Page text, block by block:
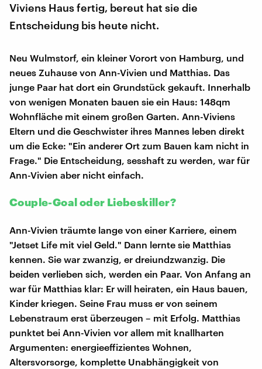
Viviens Haus fertig, bereut hat sie die
Entscheidung bis heute nicht.
Neu Wulmstorf, ein kleiner Vorort von Hamburg, und
neues Zuhause von Ann-Vivien und Matthias. Das
junge Paar hat dort ein Grundstück gekauft. Innerhalb
von wenigen Monaten bauen sie ein Haus: 148qm
Wohnfläche mit einem großen Garten. Ann-Viviens
Eltern und die Geschwister ihres Mannes leben direkt
um die Ecke: "Ein anderer Ort zum Bauen kam nicht in
Frage." Die Entscheidung, sesshaft zu werden, war für
Ann-Vivien aber nicht einfach.
Couple-Goal oder Liebeskiller?
Ann-Vivien träumte lange von einer Karriere, einem
"Jetset Life mit viel Geld." Dann lernte sie Matthias
kennen. Sie war zwanzig, er dreiundzwanzig. Die
beiden verlieben sich, werden ein Paar. Von Anfang an
war für Matthias klar: Er will heiraten, ein Haus bauen,
Kinder kriegen. Seine Frau muss er von seinem
Lebenstraum erst überzeugen – mit Erfolg. Matthias
punktet bei Ann-Vivien vor allem mit knallharten
Argumenten: energieeffizientes Wohnen,
Altersvorsorge, komplette Unabhängigkeit von